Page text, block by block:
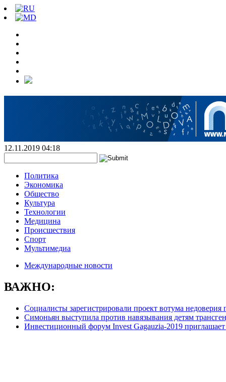
12.11.2019 04:18
Политика
Экономика
Общество
Культура
Технологии
Медицина
Происшествия
Спорт
Мультимедиа
Международные новости
ВАЖНО:
Социалисты зарегистрировали проект вотума
Симоньян выступила против навязывания детям
Инвестиционный форум Invest Gagauzia-2019